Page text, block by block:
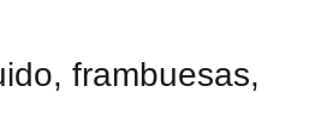
frambuesas,